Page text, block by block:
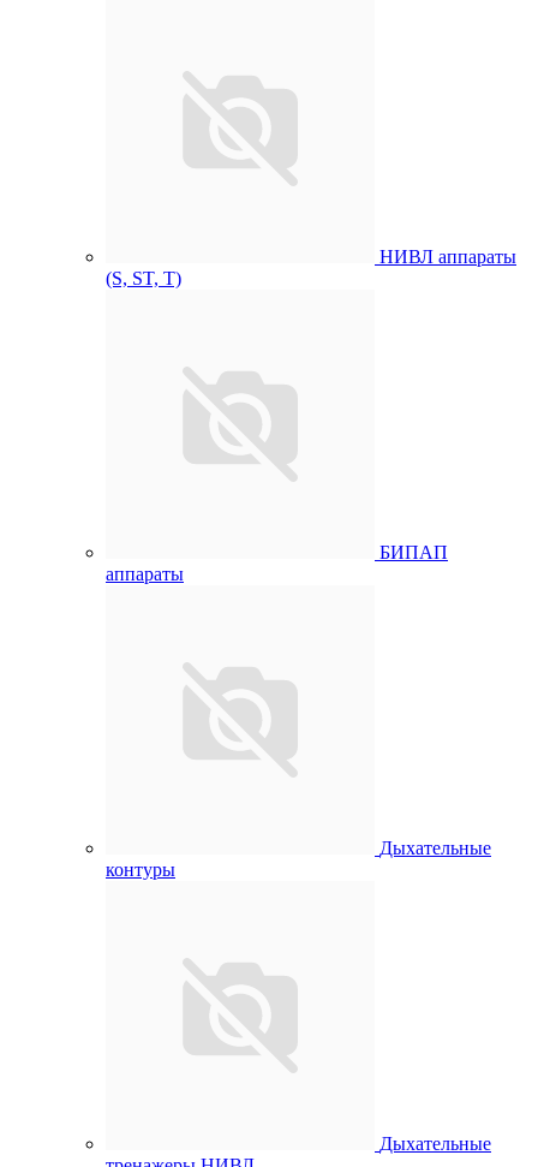
НИВЛ аппараты
(S, ST, T)
БИПАП
аппараты
Дыхательные
контуры
Дыхательные